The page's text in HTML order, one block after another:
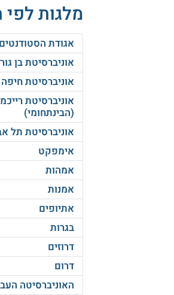
מלגות לפי
אגודת הסטודנטים
אוניברסיטת בן
אוניברסיטת חיפה
אוניברסיטת
(הבינתחומי)
אוניברסיטת תל
אימפקט
אמהות
אמנות
אתיופים
בגרות
דרוזים
דרום
האוניברסיטה